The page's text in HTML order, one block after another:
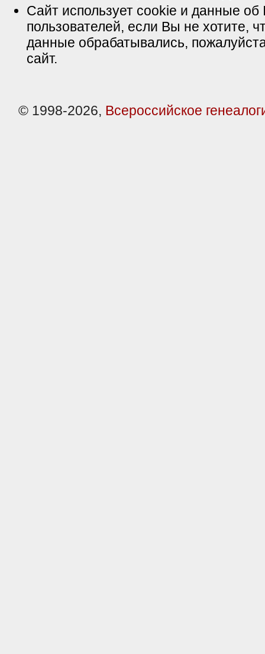
Сайт использует cookie и данные об
пользователей, если Вы не хотите,
данные обрабатывались,
сайт.
© 1998-2026, Всероссийское